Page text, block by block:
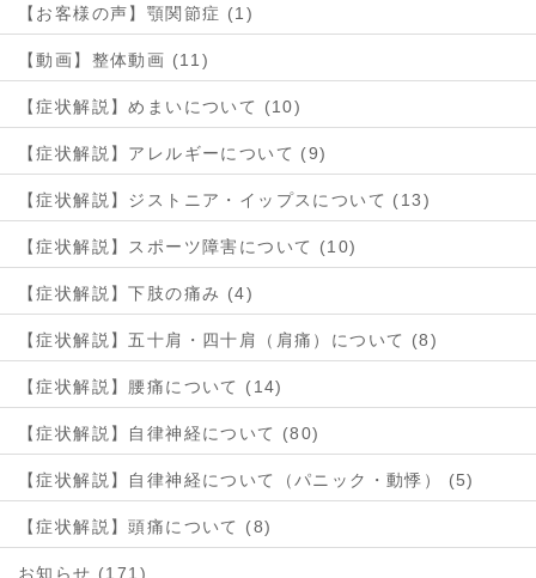
【お客様の声】顎関節症 (1)
【動画】整体動画 (11)
【症状解説】めまいについて (10)
【症状解説】アレルギーについて (9)
【症状解説】ジストニア・イップスについて (13)
【症状解説】スポーツ障害について (10)
【症状解説】下肢の痛み (4)
【症状解説】五十肩・四十肩（肩痛）について (8)
【症状解説】腰痛について (14)
【症状解説】自律神経について (80)
【症状解説】自律神経について（パニック・動悸） (5)
【症状解説】頭痛について (8)
お知らせ (171)